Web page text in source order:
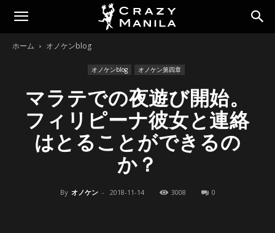
ホーム オノケンblog
オノケンblog オノケン第四章
マラテでの夜遊び開始。
フィリピーナ彼女と連絡
はとることができるの
か？
By オノケン - 2018-11-14 3008 0